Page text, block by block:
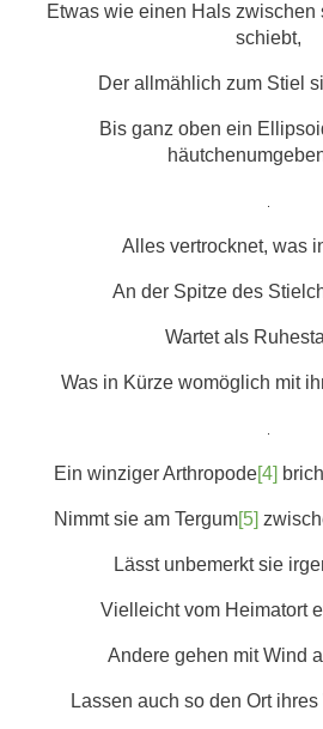
Etwas wie einen Hals zwischen
schiebt,
Der allmählich zum Stiel
Bis ganz oben ein
Alles vertrocknet, was
An der Spitze des
Wartet als
Was in Kürze womöglich mit
Ein winziger Arthropode[4]
Nimmt sie am Tergum[5]
Lässt unbemerkt sie
Vielleicht vom Heimatort
Andere gehen mit Wind
Lassen auch so den Ort